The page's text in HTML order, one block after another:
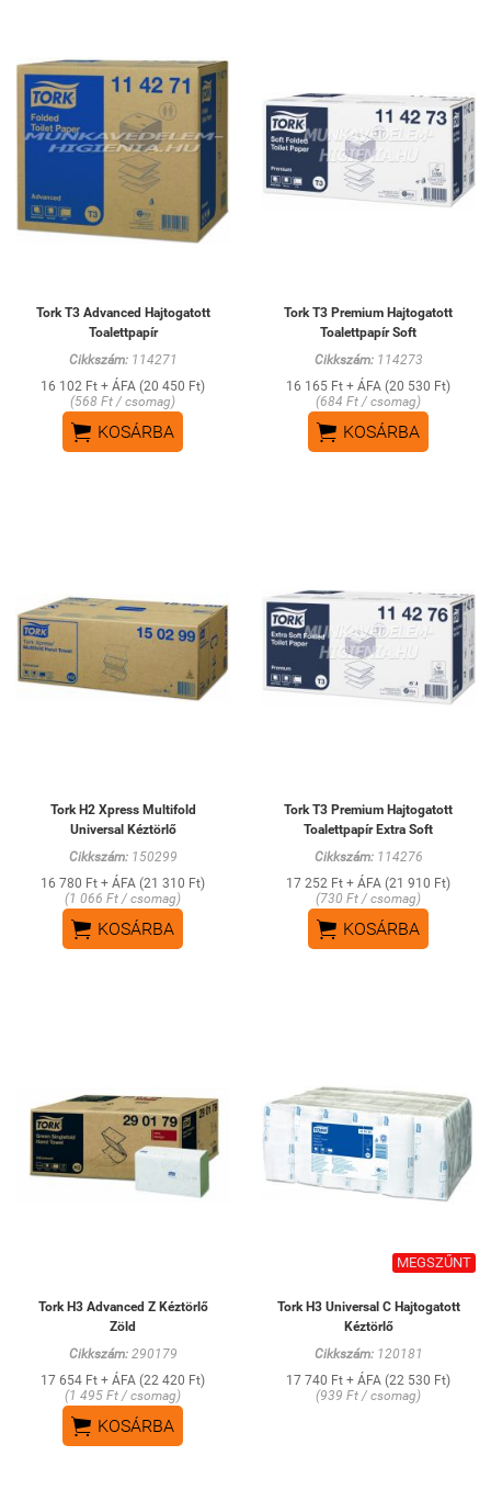
Tork T3 Advanced Hajtogatott
Toalettpapír
Cikkszám:114271
16 102 Ft + ÁFA (20 450 Ft)
(568 Ft / csomag)
 KOSÁRBA
Tork T3 Premium Hajtogatott
Toalettpapír Soft
Cikkszám:114273
16 165 Ft + ÁFA (20 530 Ft)
(684 Ft / csomag)
 KOSÁRBA
Tork H2 Xpress Multifold
Universal Kéztörlő
Cikkszám:150299
16 780 Ft + ÁFA (21 310 Ft)
(1 066 Ft / csomag)
 KOSÁRBA
Tork T3 Premium Hajtogatott
Toalettpapír Extra Soft
Cikkszám:114276
17 252 Ft + ÁFA (21 910 Ft)
(730 Ft / csomag)
 KOSÁRBA
Tork H3 Advanced Z Kéztörlő
Zöld
Cikkszám:290179
17 654 Ft + ÁFA (22 420 Ft)
(1 495 Ft / csomag)
 KOSÁRBA
MEGSZŰNT
Tork H3 Universal C Hajtogatott
Kéztörlő
Cikkszám:120181
17 740 Ft + ÁFA (22 530 Ft)
(939 Ft / csomag)